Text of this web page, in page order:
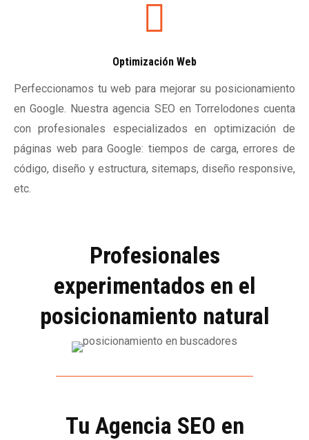
Optimización Web
Perfeccionamos tu web para mejorar su posicionamiento
en Google. Nuestra agencia SEO en Torrelodones cuenta
con profesionales especializados en optimización de
páginas web para Google: tiempos de carga, errores de
código, diseño y estructura, sitemaps, diseño responsive,
etc.
Profesionales
experimentados en el
posicionamiento natural
Tu Agencia SEO en